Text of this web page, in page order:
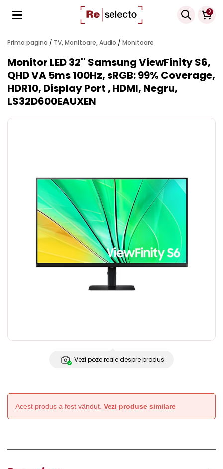
0
Products
search
Prima pagina / TV, Monitoare, Audio / Monitoare
Monitor LED 32'' Samsung ViewFinity S6,
QHD VA 5ms 100Hz, sRGB: 99% Coverage,
HDR10, Display Port , HDMI, Negru,
LS32D600EAUXEN
Vezi poze reale despre produs
Acest produs a fost vândut. Vezi produse similare